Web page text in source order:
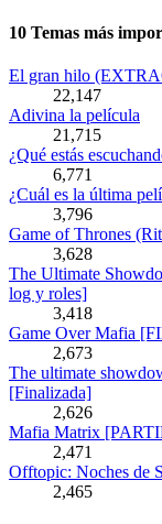
10 Temas más
El gran hilo
22,147
Adivina la película
21,715
¿Qué estás
6,771
¿Cuál es la última
3,796
Game of Thrones
3,628
The Ultimate
log y roles]
3,418
Game Over Mafia
2,673
The ultimate
[Finalizada]
2,626
Mafia Matrix
2,471
Offtopic: Noches de
2,465